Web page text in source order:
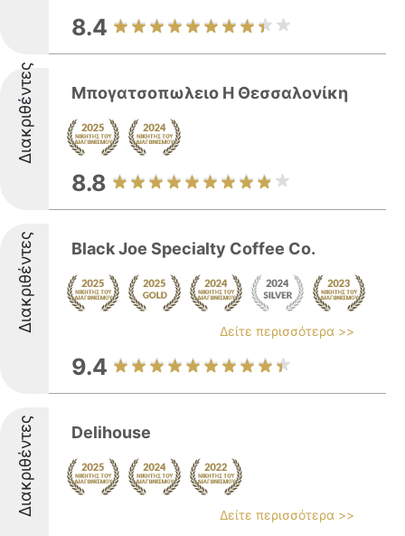
8.4
Διακριθέντες Μπογατσοπωλειο Η Θεσσαλονίκη
8.8
Διακριθέντες Black Joe Specialty Coffee Co.
Δείτε περισσότερα >>
9.4
Διακριθέντες Delihouse
Δείτε περισσότερα >>